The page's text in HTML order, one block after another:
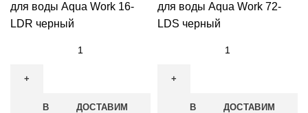
для воды Aqua Work 16-
LDR черный
В
ДОСТАВИМ
для воды Aqua Work 72-
LDS черный
В
ДОСТАВИМ